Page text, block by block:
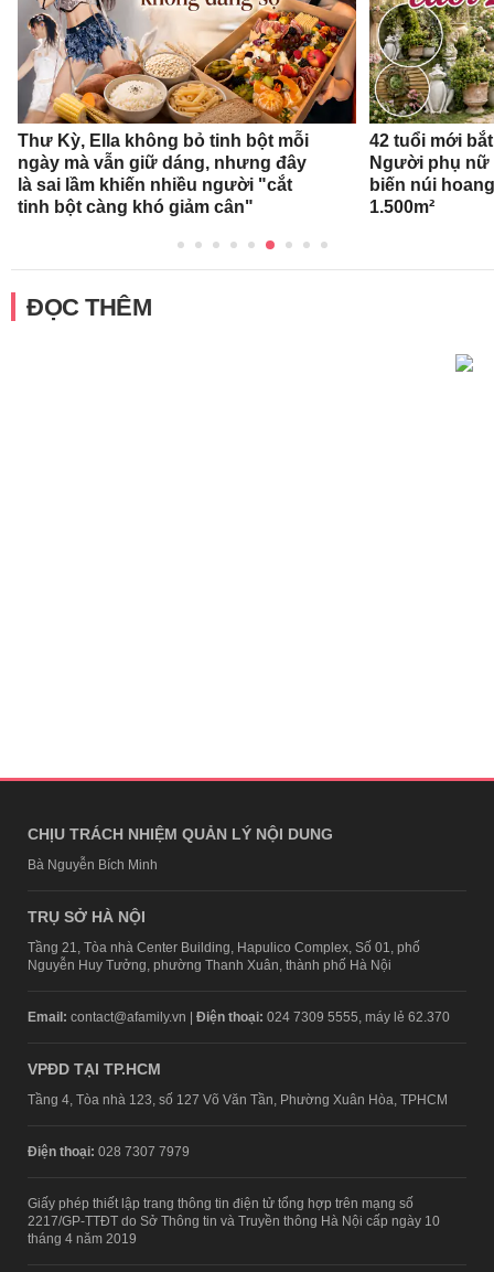
Thư Kỳ, Ella không bỏ tinh bột mỗi
ngày mà vẫn giữ dáng, nhưng đây
là sai lầm khiến nhiều người "cắt
tinh bột càng khó giảm cân"
42 tuổi mới
Người phụ nữ
biến núi
1.500m²
ĐỌC THÊM
CHỊU TRÁCH NHIỆM QUẢN LÝ NỘI DUNG
Bà Nguyễn Bích Minh
TRỤ SỞ HÀ NỘI
Tầng 21, Tòa nhà Center Building, Hapulico Complex, Số 01, phố
Nguyễn Huy Tưởng, phường Thanh Xuân, thành phố Hà Nội
Email: contact@afamily.vn | Điện thoại: 024 7309 5555, máy lẻ 62.370
VPĐD TẠI TP.HCM
Tầng 4, Tòa nhà 123, số 127 Võ Văn Tần, Phường Xuân Hòa, TPHCM
Điện thoại: 028 7307 7979
Giấy phép thiết lập trang thông tin điện tử tổng hợp trên mạng số
2217/GP-TTĐT do Sở Thông tin và Truyền thông Hà Nội cấp ngày 10
tháng 4 năm 2019